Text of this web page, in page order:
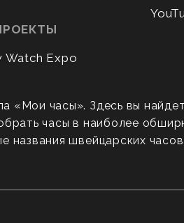
Watch Expo
«Мои часы». Здесь вы
часы в наиболее
названия швейцарских